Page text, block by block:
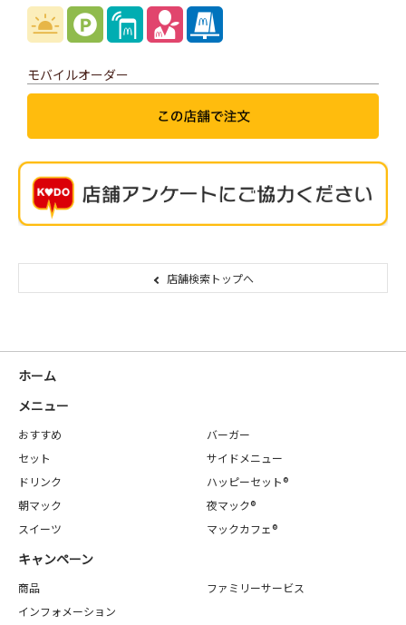
モバイルオーダー
店舗検索トップへ
ホーム
メニュー
おすすめ
バーガー
セット
サイドメニュー
ドリンク
ハッピーセット®
朝マック
夜マック®
スイーツ
マックカフェ®
キャンペーン
商品
ファミリーサービス
インフォメーション